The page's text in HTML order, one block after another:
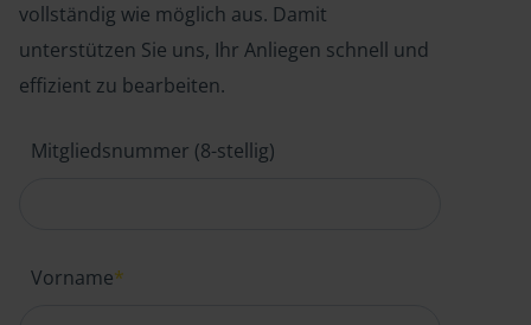
vollständig wie möglich aus. Damit
unterstützen Sie uns, Ihr Anliegen schnell und
effizient zu bearbeiten.
Mitgliedsnummer (8-stellig)
Vorname*